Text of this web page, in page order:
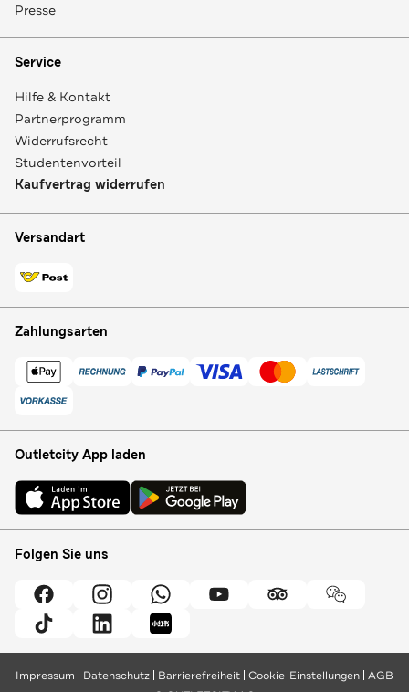
Presse
Service
Hilfe & Kontakt
Partnerprogramm
Widerrufsrecht
Studentenvorteil
Kaufvertrag widerrufen
Versandart
Zahlungsarten
Outletcity App laden
Folgen Sie uns
Impressum Datenschutz Barrierefreiheit Cookie-Einstellungen AGB